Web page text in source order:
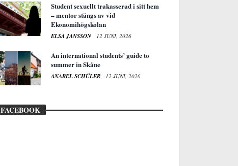
Student sexuellt trakasserad i sitt hem
– mentor stängs av vid
Ekonomihögskolan
ELSA JANSSON 12 JUNI, 2026
An international students’ guide to
summer in Skåne
ANABEL SCHÜLER 12 JUNI, 2026
FACEBOOK